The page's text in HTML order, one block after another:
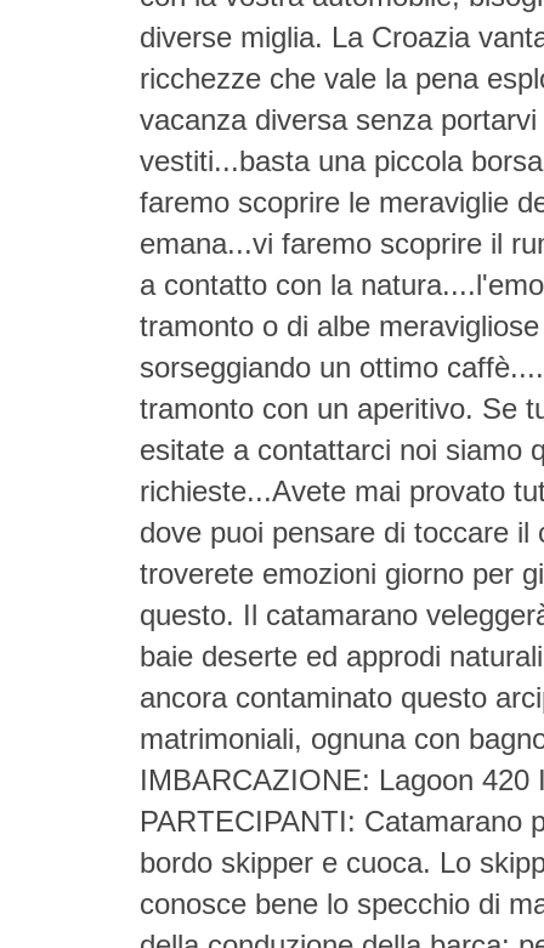
diverse miglia. La Croazia
ricchezze che vale la pena
vacanza diversa senza
vestiti...basta una piccola
faremo scoprire le meraviglie
emana...vi faremo scoprire il
a contatto con la
tramonto o di albe
sorseggiando un ottimo
tramonto con un aperitivo. Se
esitate a contattarci noi siamo
richieste...Avete mai provato
dove puoi pensare di toccare
troverete emozioni giorno per
questo. Il catamarano
baie deserte ed approdi
ancora contaminato questo
matrimoniali, ognuna con
IMBARCAZIONE: Lagoon
PARTECIPANTI: Catamarano
bordo skipper e cuoca. Lo
conosce bene lo specchio di